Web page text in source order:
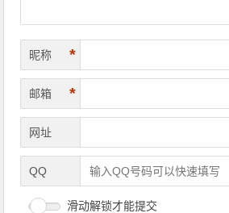
昵称 *
邮箱 *
网址
QQ
滑动解锁才能提交